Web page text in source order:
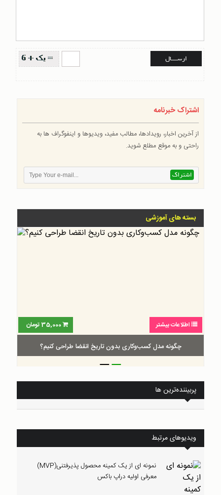
اشتراک خبرنامه
از آخرین اخبار، رویدادها، مطالب مفید، ویدیوها و اینفوگراف ها به
راحتی و به موقع مطلع شوید.
بسته های آموزشی
اطلاعات بیشتر
کسب‌و‌کاری بدون تاریخ انقضا طراحی کنیم؟
__
پربیننده‌ترین ها
ویدیوهای مرتبط
نمونه ای از یک کمینه محصول پذیرفتنی(MVP)
معرفی اولیه دراپ باکس